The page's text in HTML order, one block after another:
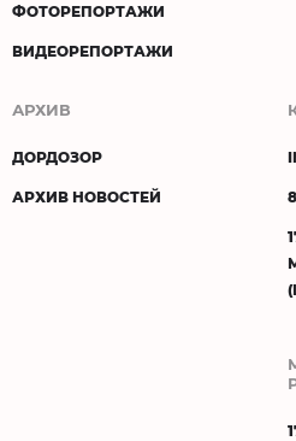
ФОТОРЕПОРТАЖИ
ВИДЕОРЕПОРТАЖИ
АРХИВ
ДОРДОЗОР
АРХИВ НОВОСТЕЙ